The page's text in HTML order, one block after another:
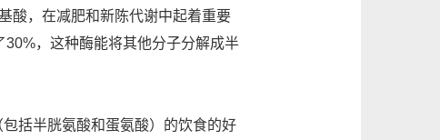
酸，在减肥和新陈代谢中起着重要
，这种酶能将其他分子分解成半
括半胱氨酸和蛋氨酸）的饮食的好